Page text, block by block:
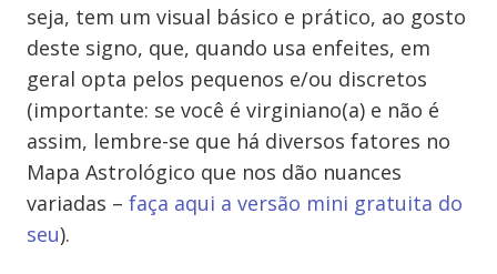
seja, tem um visual básico e prático, ao gosto
deste signo, que, quando usa enfeites, em
geral opta pelos pequenos e/ou discretos
(importante: se você é virginiano(a) e não é
assim, lembre-se que há diversos fatores no
Mapa Astrológico que nos dão nuances
variadas – faça aqui a versão mini gratuita do
seu).